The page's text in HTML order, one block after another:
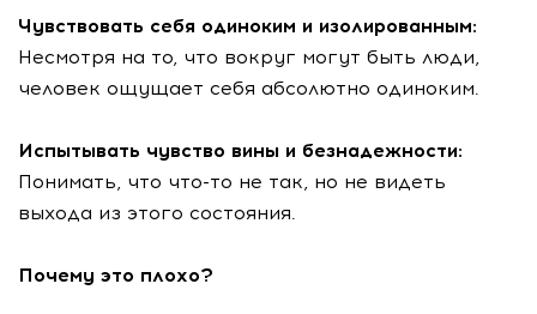
Чувствовать себя одиноким и изолированным:
Несмотря на то, что вокруг могут быть люди,
человек ощущает себя абсолютно одиноким.
Испытывать чувство вины и безнадежности:
Понимать, что что-то не так, но не видеть
выхода из этого состояния.
Почему это плохо?